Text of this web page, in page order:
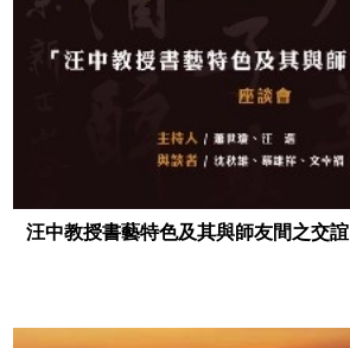
汪中教授書藝特色及其與師友間之交誼